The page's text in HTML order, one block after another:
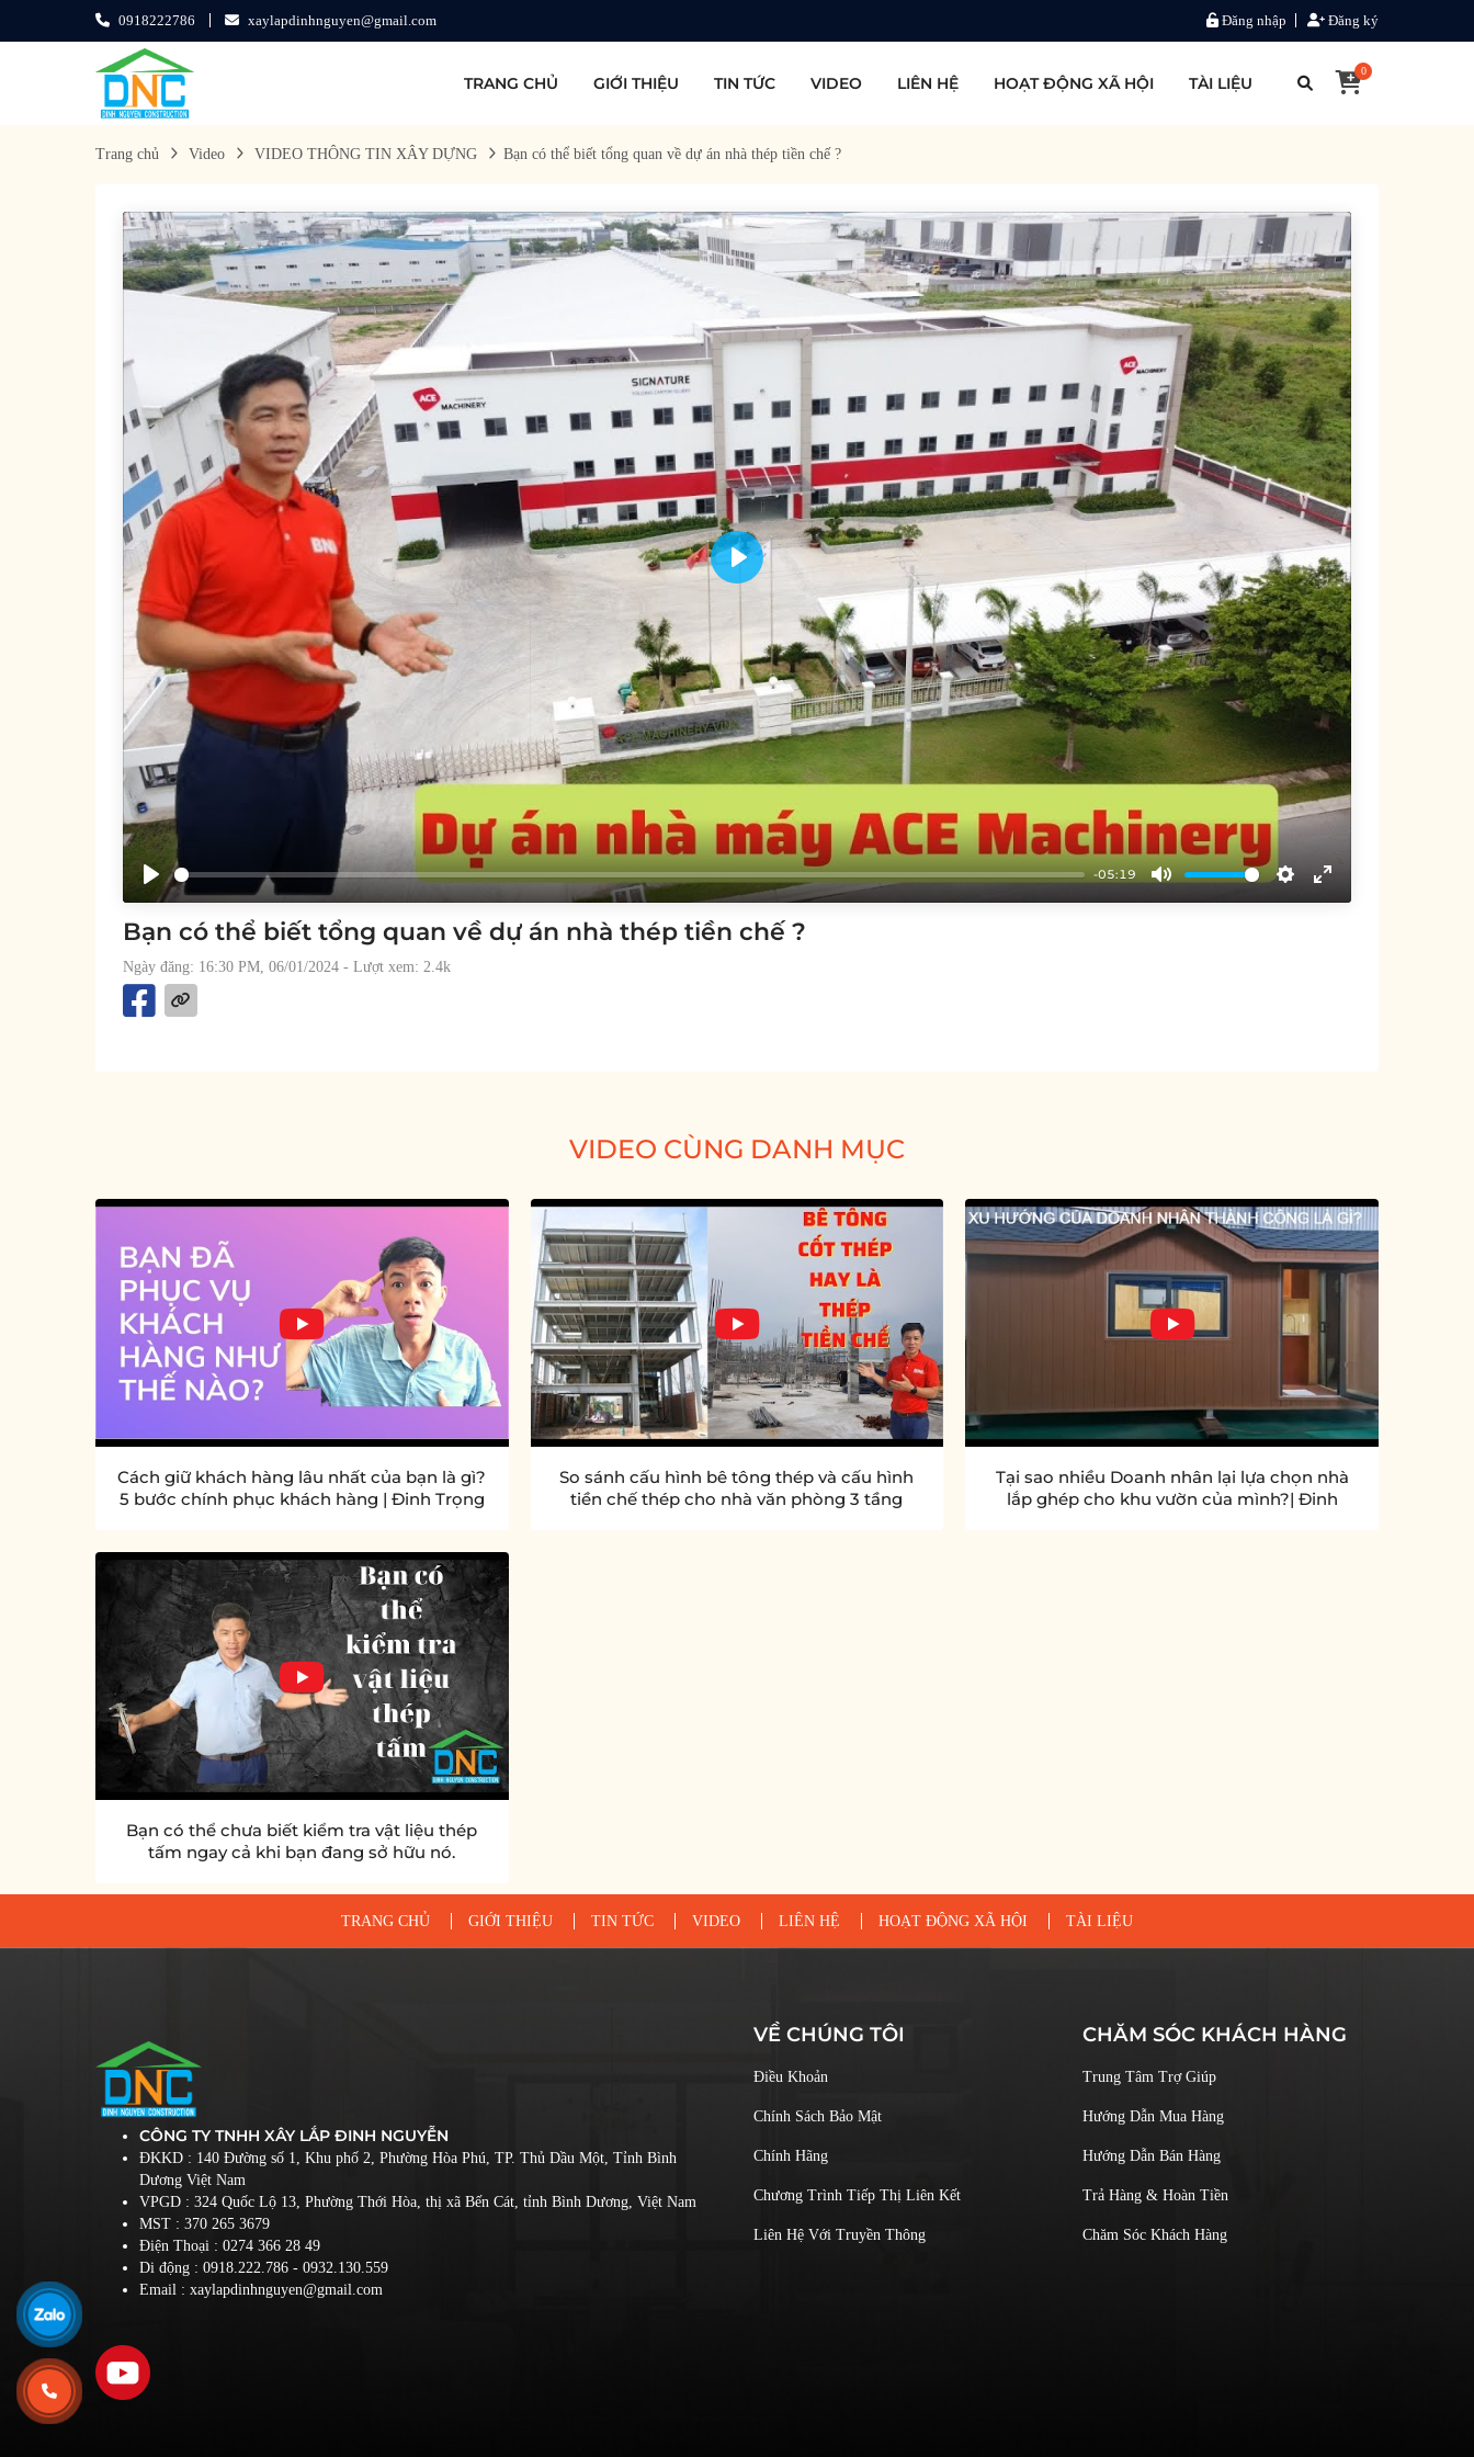
0918222786 xaylapdinhnguyen@gmail.com Đăng nhập Đăng ký
TRANG CHỦ GIỚI THIỆU TIN TỨC VIDEO LIÊN HỆ HOẠT ĐỘNG XÃ HỘI TÀI LIỆU
0
Trang chủ Video VIDEO THÔNG TIN XÂY DỰNG Bạn có thể biết tổng quan về dự án nhà thép tiền chế ?
Play
-05:19
Settings
Enter
Play
Bạn có thể biết tổng quan về dự án nhà thép tiền chế ?
Ngày đăng: 16:30 PM, 06/01/2024 - Lượt xem: 2.4k
VIDEO CÙNG DANH MỤC
Cách giữ khách hàng lâu nhất của bạn là gì?
5 bước chính phục khách hàng | Đinh Trọng
So sánh cấu hình bê tông thép và cấu hình
tiền chế thép cho nhà văn phòng 3 tầng
Tại sao nhiều Doanh nhân lại lựa chọn nhà
lắp ghép cho khu vườn của mình?| Đinh
Bạn có thể chưa biết kiểm tra vật liệu thép
tấm ngay cả khi bạn đang sở hữu nó.
TRANG CHỦ GIỚI THIỆU TIN TỨC VIDEO LIÊN HỆ HOẠT ĐỘNG XÃ HỘI TÀI LIỆU
CÔNG TY TNHH XÂY LẮP ĐINH NGUYỄN
ĐKKD : 140 Đường số 1, Khu phố 2, Phường Hòa Phú, TP. Thủ Dầu Một, Tỉnh Bình
Dương Việt Nam
VPGD : 324 Quốc Lộ 13, Phường Thới Hòa, thị xã Bến Cát, tỉnh Bình Dương, Việt Nam
MST : 370 265 3679
Điện Thoại : 0274 366 28 49
Di động : 0918.222.786 - 0932.130.559
Email : xaylapdinhnguyen@gmail.com
VỀ CHÚNG TÔI
Điều Khoản
Chính Sách Bảo Mật
Chính Hãng
Chương Trình Tiếp Thị Liên Kết
Liên Hệ Với Truyền Thông
CHĂM SÓC KHÁCH HÀNG
Trung Tâm Trợ Giúp
Hướng Dẫn Mua Hàng
Hướng Dẫn Bán Hàng
Trả Hàng & Hoàn Tiền
Chăm Sóc Khách Hàng